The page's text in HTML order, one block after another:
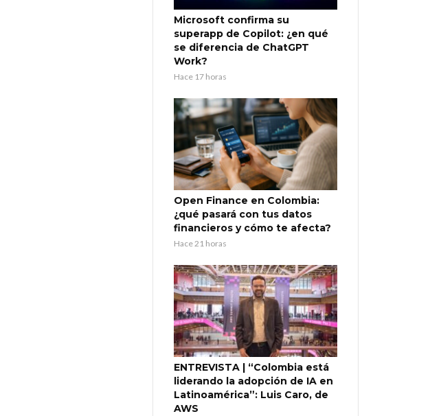
Microsoft confirma su
superapp de Copilot: ¿en qué
se diferencia de ChatGPT
Work?
Hace 17 horas
Open Finance en Colombia:
¿qué pasará con tus datos
financieros y cómo te afecta?
Hace 21 horas
ENTREVISTA | “Colombia está
liderando la adopción de IA en
Latinoamérica”: Luis Caro, de
AWS